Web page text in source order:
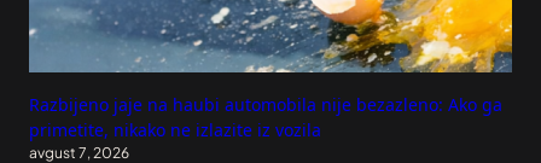
Razbijeno jaje na haubi automobila nije bezazleno: Ako ga
primetite, nikako ne izlazite iz vozila
avgust 7, 2026